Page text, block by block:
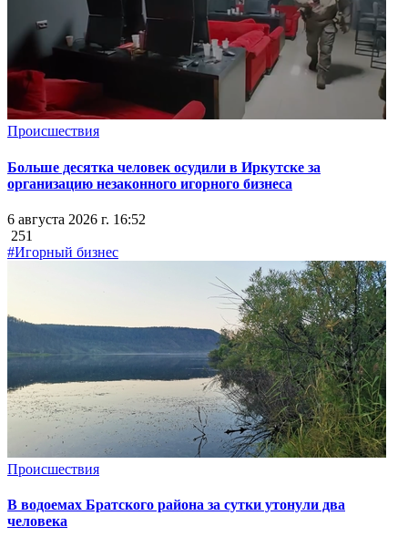
Происшествия
Больше десятка человек осудили в Иркутске за
организацию незаконного игорного бизнеса
6 августа 2026 г. 16:52
251
#Игорный бизнес
Происшествия
В водоемах Братского района за сутки утонули два
человека